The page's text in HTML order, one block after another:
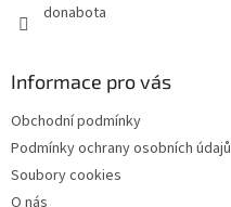
donabota
Informace pro vás
Obchodní podmínky
Podmínky ochrany osobních údajů
Soubory cookies
O nás